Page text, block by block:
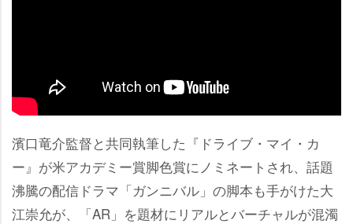
濱口竜介監督と共同執筆した『ドライブ・マイ・カ
ー』が米アカデミー賞脚色賞にノミネートされ、話題
沸騰の配信ドラマ「ガンニバル」の脚本も手がけた大
江崇允が、「AR」を題材にリアルとバーチャルが混濁